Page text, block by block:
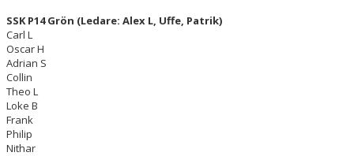
SSK P14 Grön (Ledare: Alex L, Uffe, Patrik)
Carl L
Oscar H
Adrian S
Collin
Theo L
Loke B
Frank
Philip
Nithar